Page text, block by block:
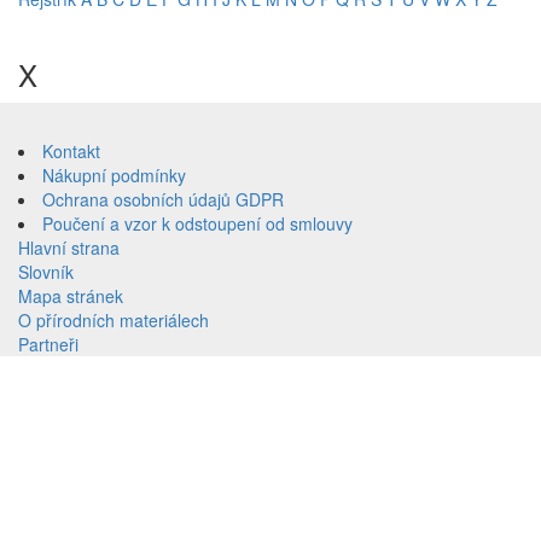
menu
Přeskočit
volbu
jazyků
Přeskočit
vyhledávání
X
obsahKontakt
Nákupní podmínky
Ochrana osobních údajů GDPR
Poučení a vzor k odstoupení od smlouvy
Hlavní strana
Slovník
Mapa stránek
O přírodních materiálech
Partneři